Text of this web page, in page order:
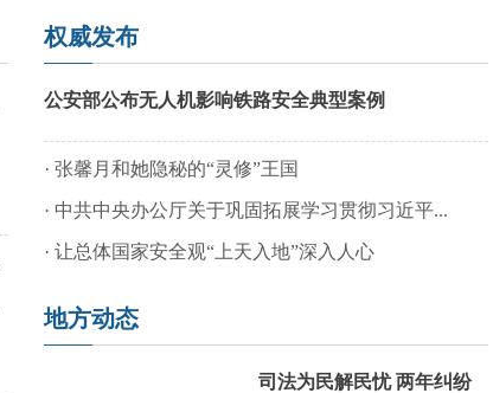
权威发布
公安部公布无人机影响铁路安全典型案例
· 张馨月和她隐秘的“灵修”王国
· 中共中央办公厅关于巩固拓展学习贯彻习近平...
· 让总体国家安全观“上天入地”深入人心
地方动态
司法为民解民忧 两年纠纷